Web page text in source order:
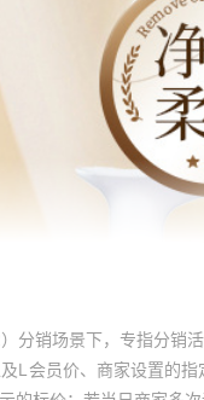
分销场景下，专指分销
L会员价、商家设置的